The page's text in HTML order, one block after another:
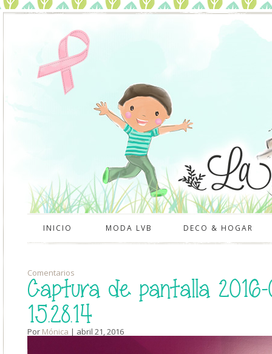
INICIO MODA LVB DECO & HOGAR
Comentarios
Captura de pantalla 2016-
15.28.14
Por Mónica | abril 21, 2016